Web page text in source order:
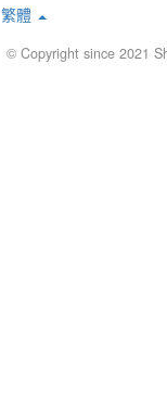
繁體
© Copyright since 2021